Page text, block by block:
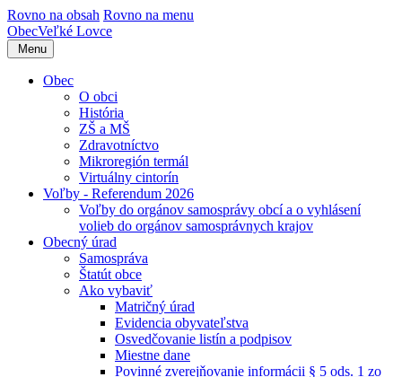
Rovno na obsah Rovno na menu
ObecVeľké Lovce
Menu
Obec
O obci
História
ZŠ a MŠ
Zdravotníctvo
Mikroregión termál
Virtuálny cintorín
Voľby - Referendum 2026
Voľby do orgánov samosprávy obcí a o vyhlásení
volieb do orgánov samosprávnych krajov
Obecný úrad
Samospráva
Štatút obce
Ako vybaviť
Matričný úrad
Evidencia obyvateľstva
Osvedčovanie listín a podpisov
Miestne dane
Povinné zverejňovanie informácii § 5 ods. 1 zo